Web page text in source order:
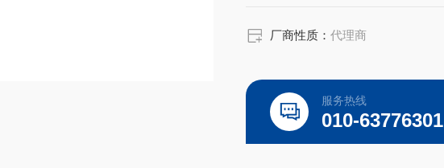
厂商性质：代理商
服务热线
010-63776301